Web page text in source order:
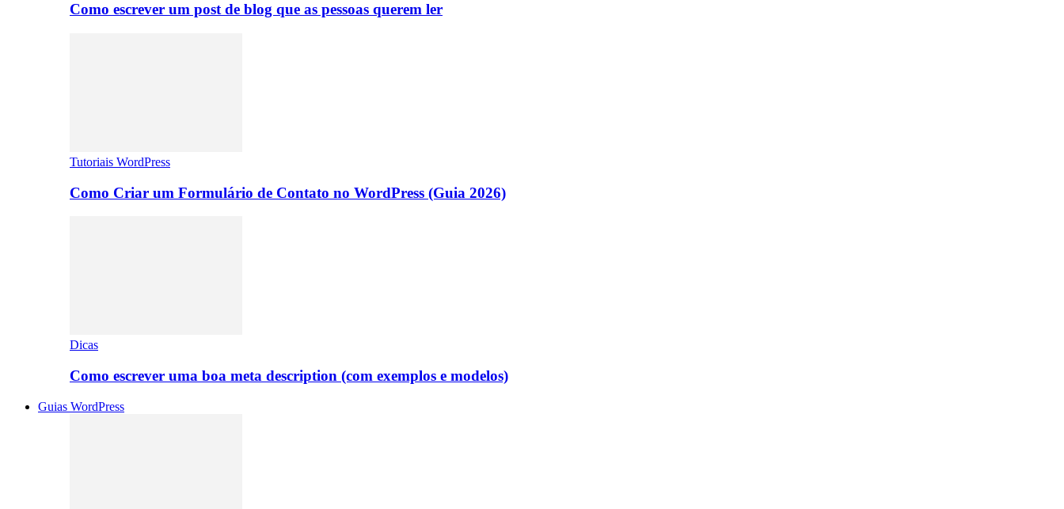
Como escrever um post de blog que as pessoas querem ler
Tutoriais WordPress
Como Criar um Formulário de Contato no WordPress (Guia 2026)
Dicas
Como escrever uma boa meta description (com exemplos e modelos)
Guias WordPress